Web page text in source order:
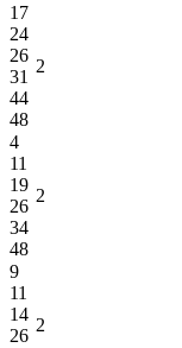
17
24
26
31
44
48
2
4
11
19
26
34
48
2
9
11
14
26
2